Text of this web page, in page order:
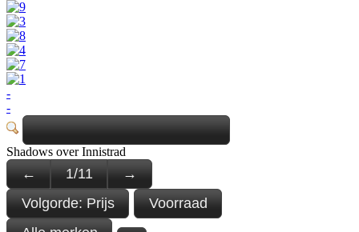
-
-
Shadows over Innistrad
← 1/11
→
Volgorde: Prijs
Voorraad